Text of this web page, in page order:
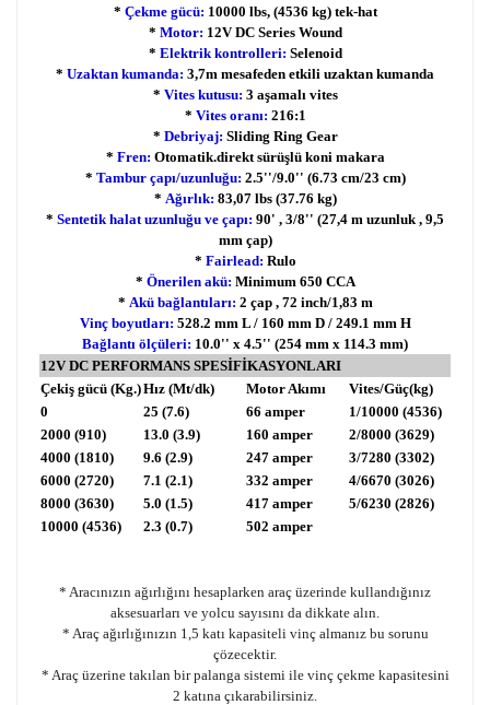
* Çekme gücü: 10000 lbs, (4536 kg) tek-hat
* Motor: 12V DC Series Wound
* Elektrik kontrolleri: Selenoid
* Uzaktan kumanda: 3,7m mesafeden etkili uzaktan kumanda
* Vites kutusu: 3 aşamalı vites
* Vites oranı: 216:1
* Debriyaj: Sliding Ring Gear
* Fren: Otomatik.direkt sürüşlü koni makara
* Tambur çapı/uzunluğu: 2.5''/9.0'' (6.73 cm/23 cm)
* Ağırlık: 83,07 lbs (37.76 kg)
* Sentetik halat uzunluğu ve çapı: 90' , 3/8'' (27,4 m uzunluk , 9,5
mm çap)
* Fairlead: Rulo
* Önerilen akü: Minimum 650 CCA
* Akü bağlantıları: 2 çap , 72 inch/1,83 m
Vinç boyutları: 528.2 mm L / 160 mm D / 249.1 mm H
Bağlantı ölçüleri: 10.0'' x 4.5'' (254 mm x 114.3 mm)
12V DC PERFORMANS SPESİFİKASYONLARI
Çekiş gücü (Kg.)Hız (Mt/dk) Motor Akımı
Vites/Güç(kg)
0
25 (7.6) 66 amper
1/10000 (4536)
2000 (910)
13.0 (3.9) 160 amper
2/8000 (3629)
4000 (1810)
9.6 (2.9) 247 amper
3/7280 (3302)
6000 (2720)
7.1 (2.1) 332 amper
4/6670 (3026)
8000 (3630)
5.0 (1.5) 417 amper
5/6230 (2826)
10000 (4536)
2.3 (0.7) 502 amper
* Aracınızın ağırlığını hesaplarken araç üzerinde kullandığınız
aksesuarları ve yolcu sayısını da dikkate alın.
* Araç ağırlığınızın 1,5 katı kapasiteli vinç almanız bu sorunu
çözecektir.
* Araç üzerine takılan bir palanga sistemi ile vinç çekme kapasitesini
2 katına çıkarabilirsiniz.